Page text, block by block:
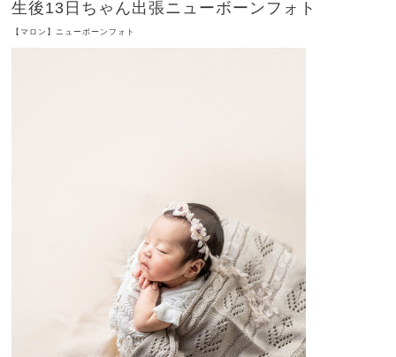
生後13日ちゃん出張ニューボーンフォト
【マロン】ニューボーンフォト